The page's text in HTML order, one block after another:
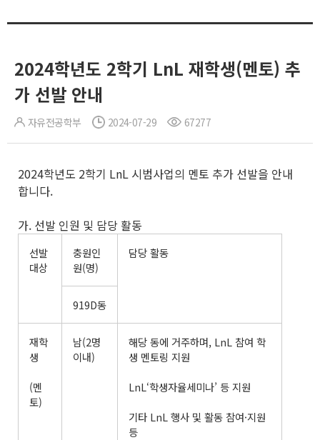
2024학년도 2학기 LnL 재학생(멘토) 추
가 선발 안내
자유전공학부 2024-07-29 67277
2024학년도 2학기 LnL 시범사업의 멘토 추가 선발을 안내
합니다.
가. 선발 인원 및 담당 활동
선발
대상
충원인
원(명)
담당 활동
919D동
재학
생
(멘
토)
남(2명
이내)
해당 동에 거주하며, LnL 참여 학
생 멘토링 지원
LnL‘학생자율세미나’ 등 지원
기타 LnL 행사 및 활동 참여·지원
등